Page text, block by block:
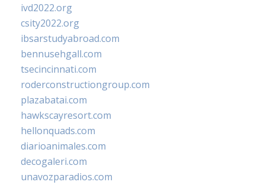
ivd2022.org
csity2022.org
ibsarstudyabroad.com
bennusehgall.com
tsecincinnati.com
roderconstructiongroup.com
plazabatai.com
hawkscayresort.com
hellonquads.com
diarioanimales.com
decogaleri.com
unavozparadios.com